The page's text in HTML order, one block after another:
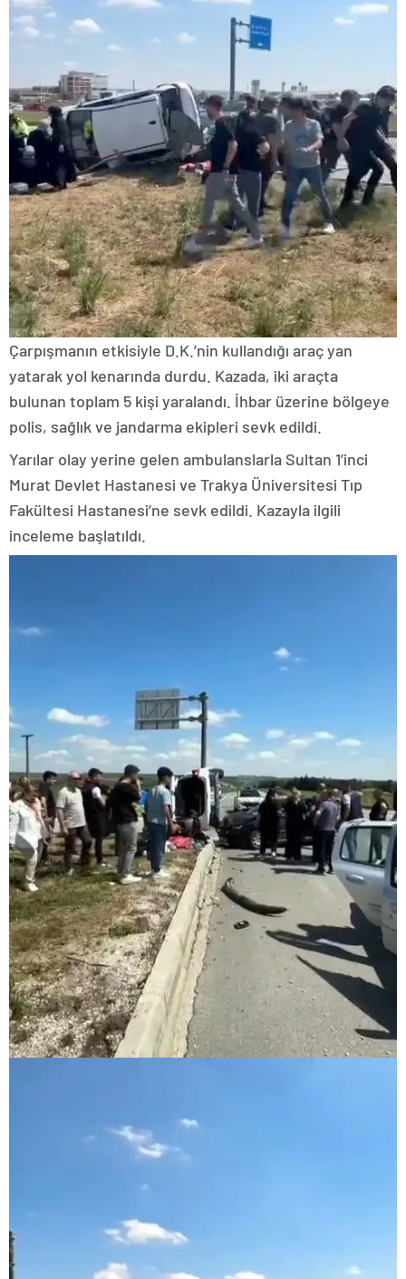
Çarpışmanın etkisiyle D.K.’nin kullandığı araç yan
yatarak yol kenarında durdu. Kazada, iki araçta
bulunan toplam 5 kişi yaralandı. İhbar üzerine bölgeye
polis, sağlık ve jandarma ekipleri sevk edildi.
Yarılar olay yerine gelen ambulanslarla Sultan 1’inci
Murat Devlet Hastanesi ve Trakya Üniversitesi Tıp
Fakültesi Hastanesi’ne sevk edildi. Kazayla ilgili
inceleme başlatıldı.